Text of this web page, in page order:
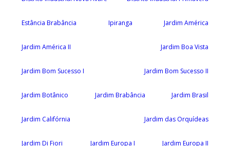
Estância Brabância Ipiranga Jardim América
Jardim América II Jardim Boa Vista
Jardim Bom Sucesso I Jardim Bom Sucesso II
Jardim Botânico Jardim Brabância Jardim Brasil
Jardim Califórnia Jardim das Orquídeas
Jardim Di Fiori Jardim Europa I Jardim Europa II